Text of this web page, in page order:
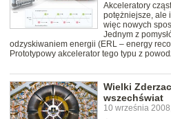
Akceleratory
potężniejsze, ale
więc nowych
Jednym z
odzyskiwaniem energii (ERL – energy
Prototypowy akcelerator tego typu z
Wielki
wszechświat
10 września